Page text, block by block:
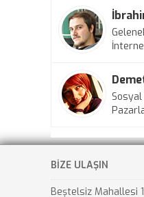
BİZE ULAŞIN
Beştelsiz Mahallesi